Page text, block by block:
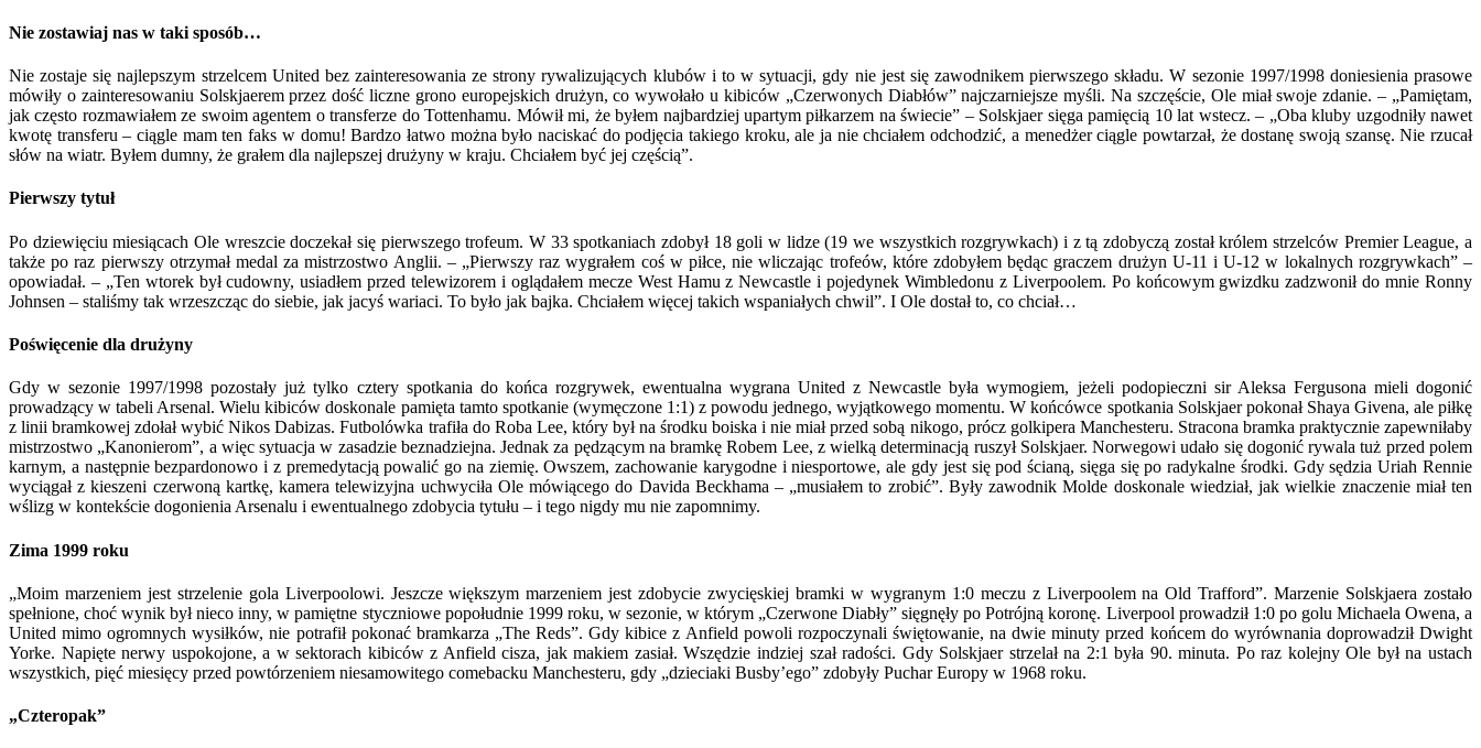
Nie zostawiaj nas w taki sposób…
Nie zostaje się najlepszym strzelcem United bez zainteresowania ze strony rywalizujących klubów i to w sytuacji, gdy nie jest się zawodnikem pierwszego składu. W sezonie 1997/1998 doniesienia prasowe
mówiły o zainteresowaniu Solskjaerem przez dość liczne grono europejskich drużyn, co wywołało u kibiców „Czerwonych Diabłów” najczarniejsze myśli. Na szczęście, Ole miał swoje zdanie. – „Pamiętam,
jak często rozmawiałem ze swoim agentem o transferze do Tottenhamu. Mówił mi, że byłem najbardziej upartym piłkarzem na świecie” – Solskjaer sięga pamięcią 10 lat wstecz. – „Oba kluby uzgodniły nawet
kwotę transferu – ciągle mam ten faks w domu! Bardzo łatwo można było naciskać do podjęcia takiego kroku, ale ja nie chciałem odchodzić, a menedżer ciągle powtarzał, że dostanę swoją szansę. Nie rzucał
słów na wiatr. Byłem dumny, że grałem dla najlepszej drużyny w kraju. Chciałem być jej częścią”.
Pierwszy tytuł
Po dziewięciu miesiącach Ole wreszcie doczekał się pierwszego trofeum. W 33 spotkaniach zdobył 18 goli w lidze (19 we wszystkich rozgrywkach) i z tą zdobyczą został królem strzelców Premier League, a
także po raz pierwszy otrzymał medal za mistrzostwo Anglii. – „Pierwszy raz wygrałem coś w piłce, nie wliczając trofeów, które zdobyłem będąc graczem drużyn U-11 i U-12 w lokalnych rozgrywkach” –
opowiadał. – „Ten wtorek był cudowny, usiadłem przed telewizorem i oglądałem mecze West Hamu z Newcastle i pojedynek Wimbledonu z Liverpoolem. Po końcowym gwizdku zadzwonił do mnie Ronny
Johnsen – staliśmy tak wrzeszcząc do siebie, jak jacyś wariaci. To było jak bajka. Chciałem więcej takich wspaniałych chwil”. I Ole dostał to, co chciał…
Poświęcenie dla drużyny
Gdy w sezonie 1997/1998 pozostały już tylko cztery spotkania do końca rozgrywek, ewentualna wygrana United z Newcastle była wymogiem, jeżeli podopieczni sir Aleksa Fergusona mieli dogonić
prowadzący w tabeli Arsenal. Wielu kibiców doskonale pamięta tamto spotkanie (wymęczone 1:1) z powodu jednego, wyjątkowego momentu. W końcówce spotkania Solskjaer pokonał Shaya Givena, ale piłkę
z linii bramkowej zdołał wybić Nikos Dabizas. Futbolówka trafiła do Roba Lee, który był na środku boiska i nie miał przed sobą nikogo, prócz golkipera Manchesteru. Stracona bramka praktycznie zapewniłaby
mistrzostwo „Kanonierom”, a więc sytuacja w zasadzie beznadziejna. Jednak za pędzącym na bramkę Robem Lee, z wielką determinacją ruszył Solskjaer. Norwegowi udało się dogonić rywala tuż przed polem
karnym, a następnie bezpardonowo i z premedytacją powalić go na ziemię. Owszem, zachowanie karygodne i niesportowe, ale gdy jest się pod ścianą, sięga się po radykalne środki. Gdy sędzia Uriah Rennie
wyciągał z kieszeni czerwoną kartkę, kamera telewizyjna uchwyciła Ole mówiącego do Davida Beckhama – „musiałem to zrobić”. Były zawodnik Molde doskonale wiedział, jak wielkie znaczenie miał ten
wślizg w kontekście dogonienia Arsenalu i ewentualnego zdobycia tytułu – i tego nigdy mu nie zapomnimy.
Zima 1999 roku
„Moim marzeniem jest strzelenie gola Liverpoolowi. Jeszcze większym marzeniem jest zdobycie zwycięskiej bramki w wygranym 1:0 meczu z Liverpoolem na Old Trafford”. Marzenie Solskjaera zostało
spełnione, choć wynik był nieco inny, w pamiętne styczniowe popołudnie 1999 roku, w sezonie, w którym „Czerwone Diabły” sięgnęły po Potrójną koronę. Liverpool prowadził 1:0 po golu Michaela Owena, a
United mimo ogromnych wysiłków, nie potrafił pokonać bramkarza „The Reds”. Gdy kibice z Anfield powoli rozpoczynali świętowanie, na dwie minuty przed końcem do wyrównania doprowadził Dwight
Yorke. Napięte nerwy uspokojone, a w sektorach kibiców z Anfield cisza, jak makiem zasiał. Wszędzie indziej szał radości. Gdy Solskjaer strzelał na 2:1 była 90. minuta. Po raz kolejny Ole był na ustach
wszystkich, pięć miesięcy przed powtórzeniem niesamowitego comebacku Manchesteru, gdy „dzieciaki Busby’ego” zdobyły Puchar Europy w 1968 roku.
„Czteropak”